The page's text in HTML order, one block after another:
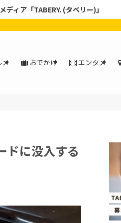
ィア「TABERY. (タベリー)」
おでかけ エンタメ
ドに没入する